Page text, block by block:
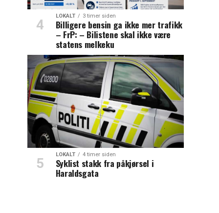
LOKALT 3 timer siden
Billigere bensin ga ikke mer trafikk
– FrP: – Bilistene skal ikke være
statens melkeku
LOKALT 4 timer siden
Syklist stakk fra påkjørsel i
Haraldsgata